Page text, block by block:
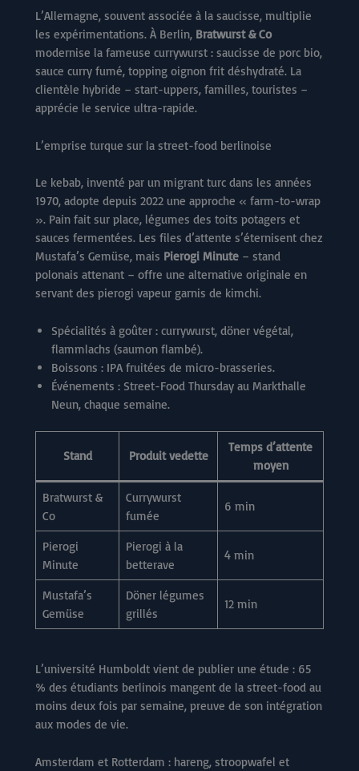
L’Allemagne, souvent associée à la saucisse, multiplie
les expérimentations. À Berlin, Bratwurst & Co
modernise la fameuse currywurst : saucisse de porc bio,
sauce curry fumé, topping oignon frit déshydraté. La
clientèle hybride – start-uppers, familles, touristes –
apprécie le service ultra-rapide.
L’emprise turque sur la street-food berlinoise
Le kebab, inventé par un migrant turc dans les années
1970, adopte depuis 2022 une approche « farm-to-wrap
». Pain fait sur place, légumes des toits potagers et
sauces fermentées. Les files d’attente s’éternisent chez
Mustafa’s Gemüse, mais Pierogi Minute – stand
polonais attenant – offre une alternative originale en
servant des pierogi vapeur garnis de kimchi.
Spécialités à goûter : currywurst, döner végétal,
flammlachs (saumon flambé).
Boissons : IPA fruitées de micro-brasseries.
Événements : Street-Food Thursday au Markthalle
Neun, chaque semaine.
Stand Produit vedette
Temps d’attente
moyen
Bratwurst &
Co
Currywurst
fumée
6 min
Pierogi
Minute
Pierogi à la
betterave
4 min
Mustafa’s
Gemüse
Döner légumes
grillés
12 min
L’université Humboldt vient de publier une étude : 65
% des étudiants berlinois mangent de la street-food au
moins deux fois par semaine, preuve de son intégration
aux modes de vie.
Amsterdam et Rotterdam : hareng, stroopwafel et